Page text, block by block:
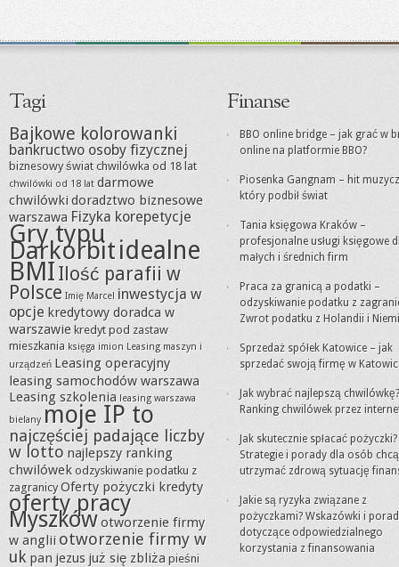
Tagi
Bajkowe kolorowanki
bankructwo osoby fizycznej
biznesowy świat chwilówka od 18 lat
chwilówki od 18 lat darmowe
chwilówkidoradztwo biznesowe
warszawa Fizyka korepetycje
Gry typu
Darkorbitidealne
BMIIlość parafii w
Polsce Imię Marcel inwestycja w
opcje kredytowy doradca w
warszawie kredyt pod zastaw
mieszkania księga imion Leasing maszyn i
urządzeń Leasing operacyjny
leasing samochodów warszawa
Leasing szkolenia leasing warszawa
bielany moje IP to
najczęściej padające liczby
w lotto najlepszy ranking
chwilówek odzyskiwanie podatku z
zagranicy Oferty pożyczki kredyty
oferty pracy
Myszkówotworzenie firmy
w anglii otworzenie firmy w
uk pan jezus już się zbliża pieśni
Finanse
BBO online bridge – jak grać w
online na platformie BBO?
Piosenka Gangnam – hit
który podbił świat
Tania księgowa Kraków –
profesjonalne usługi księgowe
małych i średnich firm
Praca za granicą a podatki –
odzyskiwanie podatku z
Zwrot podatku z Holandii i
Sprzedaż spółek Katowice – jak
sprzedać swoją firmę w
Jak wybrać najlepszą chwilówkę?
Ranking chwilówek przez
Jak skutecznie spłacać pożyczki?
Strategie i porady dla osób
utrzymać zdrową sytuację
Jakie są ryzyka związane z
pożyczkami? Wskazówki i
dotyczące odpowiedzialnego
korzystania z finansowania